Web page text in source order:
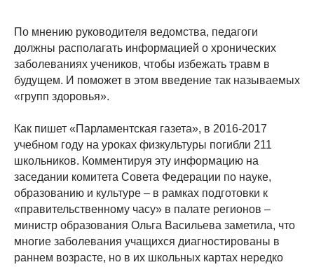
По мнению руководителя ведомства, педагоги
должны располагать информацией о хронических
заболеваниях учеников, чтобы избежать травм в
будущем. И поможет в этом введение так называемых
«групп здоровья».
Как пишет «Парламентская газета», в 2016-2017
учебном году на уроках физкультуры погибли 211
школьников. Комментируя эту информацию на
заседании комитета Совета Федерации по науке,
образованию и культуре – в рамках подготовки к
«правительственному часу» в палате регионов –
министр образования Ольга Васильева заметила, что
многие заболевания учащихся диагностированы в
раннем возрасте, но в их школьных картах нередко